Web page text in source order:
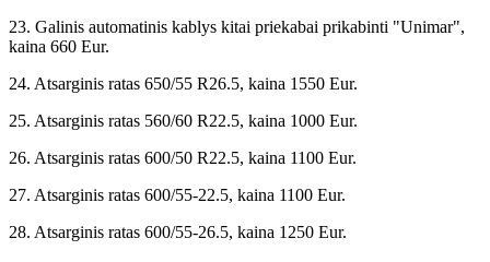
23. Galinis automatinis kablys kitai priekabai prikabinti "Unimar",
kaina 660 Eur.
24. Atsarginis ratas 650/55 R26.5, kaina 1550 Eur.
25. Atsarginis ratas 560/60 R22.5, kaina 1000 Eur.
26. Atsarginis ratas 600/50 R22.5, kaina 1100 Eur.
27. Atsarginis ratas 600/55-22.5, kaina 1100 Eur.
28. Atsarginis ratas 600/55-26.5, kaina 1250 Eur.